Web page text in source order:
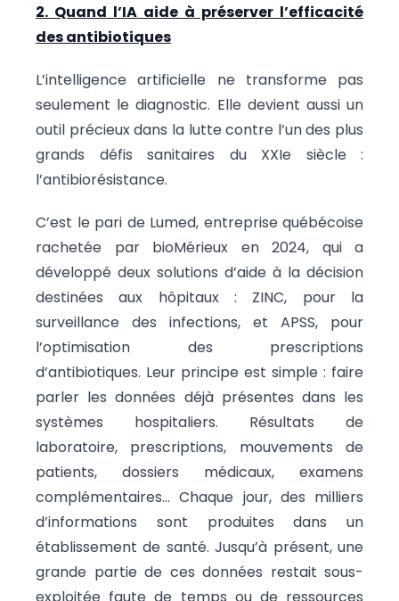
2. Quand l’IA aide à préserver l’efficacité
des antibiotiques
L’intelligence artificielle ne transforme pas
seulement le diagnostic. Elle devient aussi un
outil précieux dans la lutte contre l’un des plus
grands défis sanitaires du XXIe siècle :
l’antibiorésistance.
C’est le pari de Lumed, entreprise québécoise
rachetée par bioMérieux en 2024, qui a
développé deux solutions d’aide à la décision
destinées aux hôpitaux : ZINC, pour la
surveillance des infections, et APSS, pour
l’optimisation des prescriptions
d’antibiotiques. Leur principe est simple : faire
parler les données déjà présentes dans les
systèmes hospitaliers. Résultats de
laboratoire, prescriptions, mouvements de
patients, dossiers médicaux, examens
complémentaires… Chaque jour, des milliers
d’informations sont produites dans un
établissement de santé. Jusqu’à présent, une
grande partie de ces données restait sous-
exploitée faute de temps ou de ressources